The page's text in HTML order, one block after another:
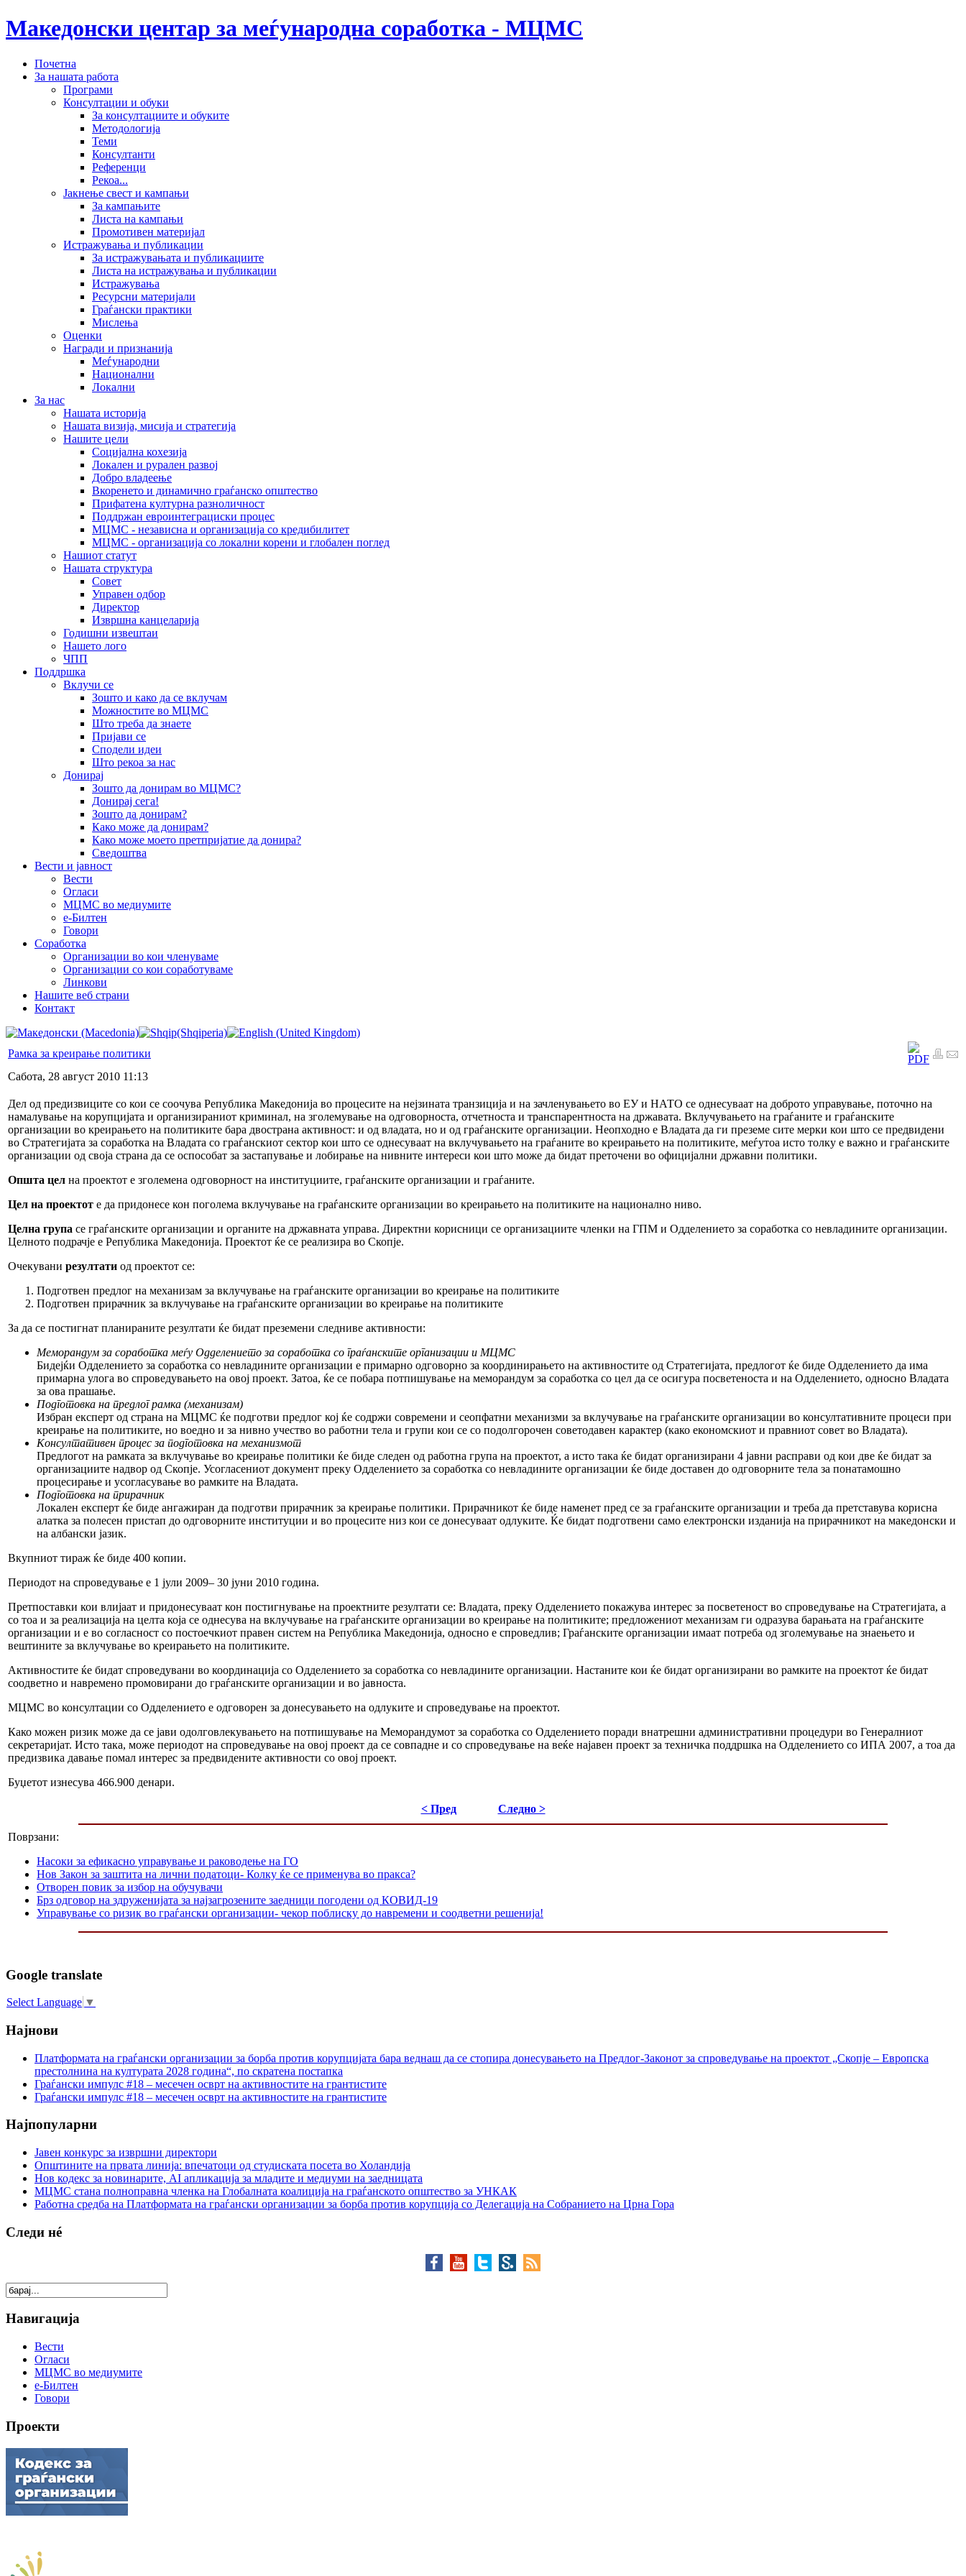
Македонски центар за меѓународна соработка - МЦМС
Почетна
За нашата работа
Програми
Консултации и обуки
За консултациите и обуките
Методологија
Теми
Консултанти
Референци
Рекоа...
Јакнење свест и кампањи
За кампањите
Листа на кампањи
Промотивен материјал
Истражувања и публикации
За истражувањата и публикациите
Листа на истражувања и публикации
Истражувања
Ресурсни материјали
Граѓански практики
Мислења
Оценки
Награди и признанија
Меѓународни
Национални
Локални
За нас
Нашата историја
Нашата визија, мисија и стратегија
Нашите цели
Социјална кохезија
Локален и рурален развој
Добро владеење
Вкоренето и динамично граѓанско општество
Прифатена културна разноличност
Поддржан евроинтеграциски процес
МЦМС - независна и организација со кредибилитет
МЦМС - организација со локални корени и глобален поглед
Нашиот статут
Нашата структура
Совет
Управен одбор
Директор
Извршна канцеларија
Годишни извештаи
Нашето лого
ЧПП
Поддршка
Вклучи се
Зошто и како да се вклучам
Можностите во МЦМС
Што треба да знаете
Пријави се
Сподели идеи
Што рекоа за нас
Донирај
Зошто да донирам во МЦМС?
Донирај сега!
Зошто да донирам?
Како може да донирам?
Како може моето претпријатие да донира?
Сведоштва
Вести и јавност
Вести
Огласи
МЦМС во медиумите
е-Билтен
Говори
Соработка
Организации во кои членуваме
Организации со кои соработуваме
Линкови
Нашите веб страни
Контакт
Рамка за креирање политики
Сабота, 28 август 2010 11:13
Дел од предизвиците со кои се соочува Република Македонија во процесите на нејзината транзиција и на зачленувањето во ЕУ и НАТО се однесуваат на доброто управување, поточно на
намалување на корупцијата и организираниот криминал, на зголемување на одговорноста, отчетноста и транспарентноста на државата. Вклучувањето на граѓаните и граѓанските
организации во креирањето на политиките бара двострана активност: и од владата, но и од граѓанските организации. Неопходно е Владата да ги преземе сите мерки кои што се предвидени
во Стратегијата за соработка на Владата со граѓанскиот сектор кои што се однесуваат на вклучувањето на граѓаните во креирањето на политиките, меѓутоа исто толку е важно и граѓанските
организации од своја страна да се оспособат за застапување и лобирање на нивните интереси кои што може да бидат преточени во официјални државни политики.
Општа цел на проектот е зголемена одговорност на институциите, граѓанските организации и граѓаните.
Цел на проектот е да придонесе кон поголема вклучување на граѓанските организации во креирањето на политиките на национално ниво.
Целна група се граѓанските организации и органите на државната управа. Директни корисници се организациите членки на ГПМ и Одделението за соработка со невладините организации.
Целното подрачје е Република Македонија. Проектот ќе се реализира во Скопје.
Очекувани резултати од проектот се:
Подготвен предлог на механизам за вклучување на граѓанските организации во креирање на политиките
Подготвен прирачник за вклучување на граѓанските организации во креирање на политиките
За да се постигнат планираните резултати ќе бидат преземени следниве активности:
Меморандум за соработка меѓу Одделението за соработка со граѓанските организации и МЦМС
Бидејќи Одделението за соработка со невладините организации е примарно одговорно за координирањето на активностите од Стратегијата, предлогот ќе биде Одделението да има
примарна улога во спроведувањето на овој проект. Затоа, ќе се побара потпишување на меморандум за соработка со цел да се осигура посветеноста и на Одделението, односно Владата
за ова прашање.
Подготовка на предлог рамка (механизам)
Избран експерт од страна на МЦМС ќе подготви предлог кој ќе содржи современи и сеопфатни механизми за вклучување на граѓанските организации во консултативните процеси при
креирање на политиките, но воедно и за нивно учество во работни тела и групи кои се со подолгорочен советодавен карактер (како економскиот и правниот совет во Владата).
Консултативен процес за подготовка на механизмот
Предлогот на рамката за вклучување во креирање политики ќе биде следен од работна група на проектот, а исто така ќе бидат организирани 4 јавни расправи од кои две ќе бидат за
организациите надвор од Скопје. Усогласениот документ преку Одделението за соработка со невладините организации ќе биде доставен до одговорните тела за понатамошно
процесирање и усогласување во рамките на Владата.
Подготовка на прирачник
Локален експерт ќе биде ангажиран да подготви прирачник за креирање политики. Прирачникот ќе биде наменет пред се за граѓанските организации и треба да претставува корисна
алатка за полесен пристап до одговорните институции и во процесите низ кои се донесуваат одлуките. Ќе бидат подготвени само електронски изданија на прирачникот на македонски и
на албански јазик.
Вкупниот тираж ќе биде 400 копии.
Периодот на спроведување е 1 јули 2009– 30 јуни 2010 година.
Претпоставки кои влијаат и придонесуваат кон постигнување на проектните резултати се: Владата, преку Одделението покажува интерес за посветеност во спроведување на Стратегијата, а
со тоа и за реализација на целта која се однесува на вклучување на граѓанските организации во креирање на политиките; предложениот механизам ги одразува барањата на граѓанските
организации и е во согласност со постоечкиот правен систем на Република Македонија, односно е спроведлив; Граѓанските организации имаат потреба од зголемување на знаењето и
вештините за вклучување во креирањето на политиките.
Активностите ќе бидат спроведувани во координација со Одделението за соработка со невладините организации. Настаните кои ќе бидат организирани во рамките на проектот ќе бидат
соодветно и навремено промовирани до граѓанските организации и во јавноста.
МЦМС во консултации со Одделението е одговорен за донесувањето на одлуките и спроведување на проектот.
Како можен ризик може да се јави одолговлекувањето на потпишување на Меморандумот за соработка со Одделението поради внатрешни административни процедури во Генералниот
секретаријат. Исто така, може периодот на спроведување на овој проект да се совпадне и со спроведување на веќе најавен проект за техничка поддршка на Одделението со ИПА 2007, а тоа да
предизвика давање помал интерес за предвидените активности со овој проект.
Буџетот изнесува 466.900 денари.
< Пред Следно >
Поврзани:
Насоки за ефикасно управување и раководење на ГО
Нов Закон за заштита на лични податоци- Колку ќе се применува во пракса?
Отворен повик за избор на обучувачи
Брз одговор на здруженијата за најзагрозените заедници погодени од КОВИД-19
Управување со ризик во граѓански организации- чекор поблиску до навремени и соодветни решенија!
Google translate
Select Language ▼
Најнови
Платформата на граѓански организации за борба против корупцијата бара веднаш да се стопира донесувањето на Предлог-Законот за спроведување на проектот „Скопје – Европска
престолнина на културата 2028 година“, по скратена постапка
Граѓански импулс #18 – месечен осврт на активностите на грантистите
Граѓански импулс #18 – месечен осврт на активностите на грантистите
Најпопуларни
Јавен конкурс за извршни директори
Општините на првата линија: впечатоци од студиската посета во Холандија
Нов кодекс за новинарите, AI апликација за младите и медиуми на заедницата
МЦМС стана полноправна членка на Глобалната коалиција на граѓанското општество за УНКАК
Работна средба на Платформата на граѓански организации за борба против корупција со Делегација на Собранието на Црна Гора
Следи нé
Навигација
Вести
Огласи
МЦМС во медиумите
е-Билтен
Говори
Проекти